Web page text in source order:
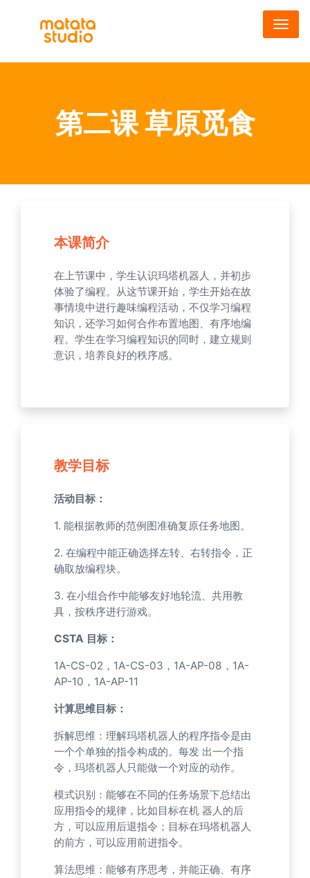
主
容
第二课 草原觅食
本课简介
在上节课中，学生认识玛塔机器人，并初步
体验了编程。从这节课开始，学生开始在故
事情境中进行趣味编程活动，不仅学习编程
知识，还学习如何合作布置地图、有序地编
程。学生在学习编程知识的同时，建立规则
意识，培养良好的秩序感。
教学目标
活动目标：
1. 能根据教师的范例图准确复原任务地图。
2. 在编程中能正确选择左转、右转指令，正
确取放编程块。
3. 在小组合作中能够友好地轮流、共用教
具，按秩序进行游戏。
CSTA 目标：
1A-CS-02，1A-CS-03，1A-AP-08，1A-
AP-10，1A-AP-11
计算思维目标：
拆解思维：理解玛塔机器人的程序指令是由
一个个单独的指令构成的。每发 出一个指
令，玛塔机器人只能做一个对应的动作。
模式识别：能够在不同的任务场景下总结出
应用指令的规律，比如目标在机 器人的后
方，可以应用后退指令；目标在玛塔机器人
的前方，可以应用前进指令。
算法思维：能够有序思考，并能正确、有序